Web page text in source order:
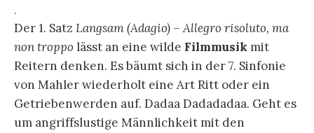
.
Der 1. Satz Langsam (Adagio) – Allegro risoluto, ma
non troppo lässt an eine wilde Filmmusik mit
Reitern denken. Es bäumt sich in der 7. Sinfonie
von Mahler wiederholt eine Art Ritt oder ein
Getriebenwerden auf. Dadaa Dadadadaa. Geht es
um angriffslustige Männlichkeit mit den